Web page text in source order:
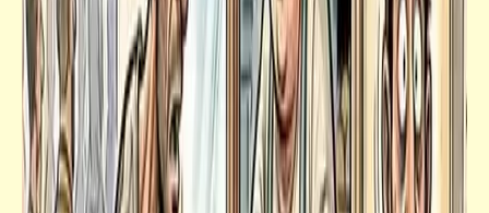
قصص_قصص عالمية
صورة واحد صاحب عمارة | صور مقلوبة | أحمد
رجب